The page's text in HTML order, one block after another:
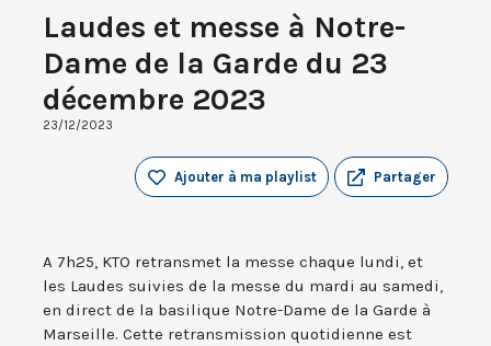
Laudes et messe à Notre-
Dame de la Garde du 23
décembre 2023
23/12/2023
Partager
Ajouter à ma playlist
A 7h25, KTO retransmet la messe chaque lundi, et
les Laudes suivies de la messe du mardi au samedi,
en direct de la basilique Notre-Dame de la Garde à
Marseille. Cette retransmission quotidienne est